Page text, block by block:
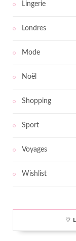
Lingerie
Londres
Mode
Noël
Shopping
Sport
Voyages
Wishlist
♡